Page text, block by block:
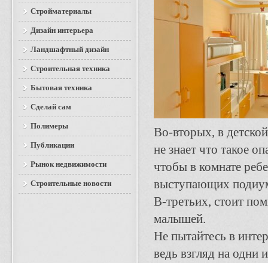
Во-вторых, в
не знает что такое
чтобы в комнате
выступающих
В-третьих, стоит
малышей.
Не пытайтесь в
ведь взгляд на одни
Стройматериалы
Дизайн интерьера
Ландшафтный дизайн
Строительная техника
Бытовая техника
Сделай сам
Полимеры
Публикации
Рынок недвижимости
Строительные новости